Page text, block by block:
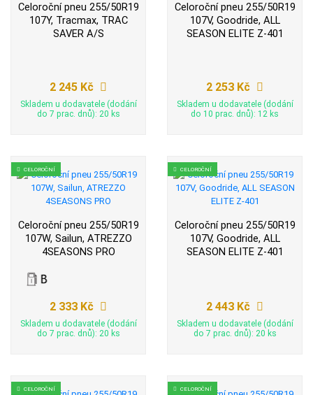
Celoroční pneu 255/50R19
107Y, Tracmax, TRAC
SAVER A/S
2 245 Kč
Skladem u dodavatele (dodání
do 7 prac. dnů): 20 ks
Celoroční pneu 255/50R19
107V, Goodride, ALL
SEASON ELITE Z-401
2 253 Kč
Skladem u dodavatele (dodání
do 10 prac. dnů): 12 ks
CELOROČNÍ
Celoroční pneu 255/50R19
107W, Sailun, ATREZZO
4SEASONS PRO
2 333 Kč
Skladem u dodavatele (dodání
do 7 prac. dnů): 20 ks
CELOROČNÍ
Celoroční pneu 255/50R19
107V, Goodride, ALL
SEASON ELITE Z-401
2 443 Kč
Skladem u dodavatele (dodání
do 7 prac. dnů): 20 ks
CELOROČNÍ CELOROČNÍ